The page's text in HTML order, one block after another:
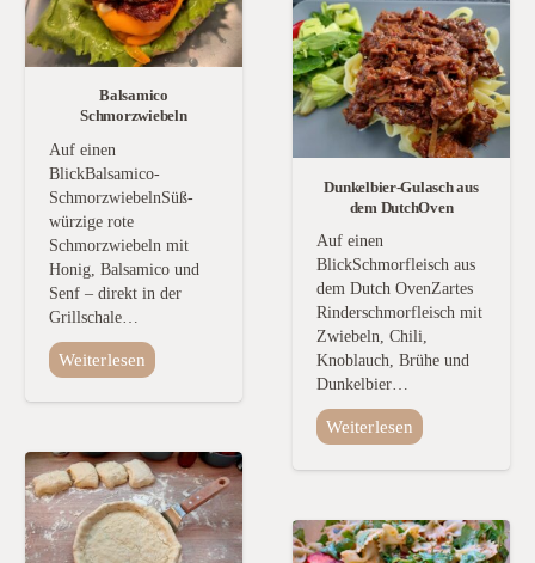
Balsamico
Schmorzwiebeln
Auf einen
BlickBalsamico-
SchmorzwiebelnSüß-
würzige rote
Schmorzwiebeln mit
Honig, Balsamico und
Senf – direkt in der
Grillschale…
Weiterlesen
Dunkelbier-Gulasch aus
dem DutchOven
Auf einen
BlickSchmorfleisch aus
dem Dutch OvenZartes
Rinderschmorfleisch mit
Zwiebeln, Chili,
Knoblauch, Brühe und
Dunkelbier…
Weiterlesen